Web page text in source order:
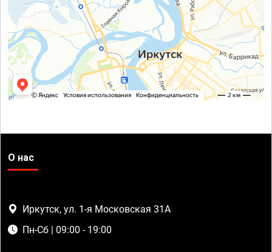
О нас
Иркутск, ул. 1-я Московская 31А
Пн-Сб | 09:00 - 19:00